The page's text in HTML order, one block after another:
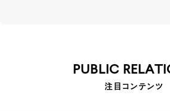
PUBLIC
注目コンテンツ